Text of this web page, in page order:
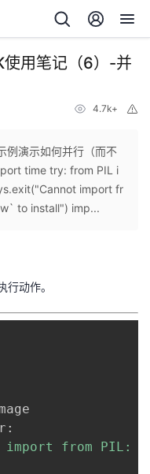
用笔记（6）-并
4.7k+
例演示如何并行（而不
time try: from PIL i
import fr
to install") imp...
动作。
:
import from